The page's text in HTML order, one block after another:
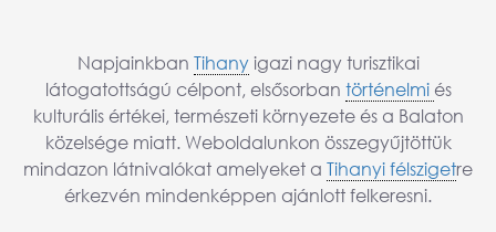
Napjainkban Tihanyigazi nagy turisztikai
látogatottságú célpont, elsősorban történelmi és
kulturális értékei, természeti környezete és a Balaton
közelsége miatt. Weboldalunkon összegyűjtöttük
mindazon látnivalókat amelyeket a Tihanyi félszigetre
érkezvén mindenképpen ajánlott felkeresni.